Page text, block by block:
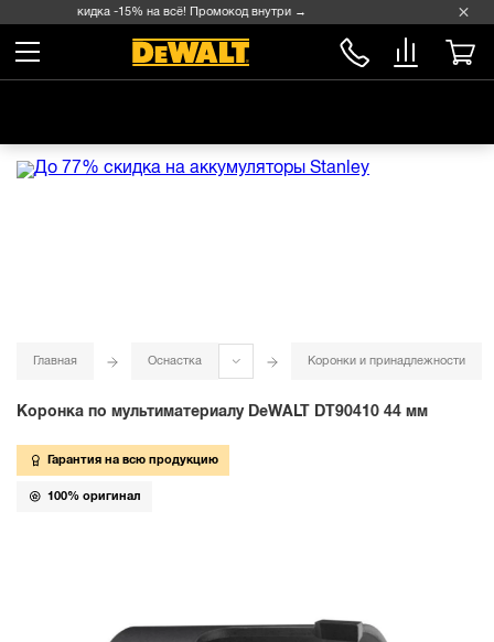
Скидка -15% на всё! Промокод внутри →
Главная Оснастка Коронки и принадлежности
Коронка по мультиматериалу DeWALT DT90410 44 мм
Гарантия на всю продукцию
100% оригинал